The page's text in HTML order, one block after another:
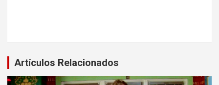
Artículos Relacionados